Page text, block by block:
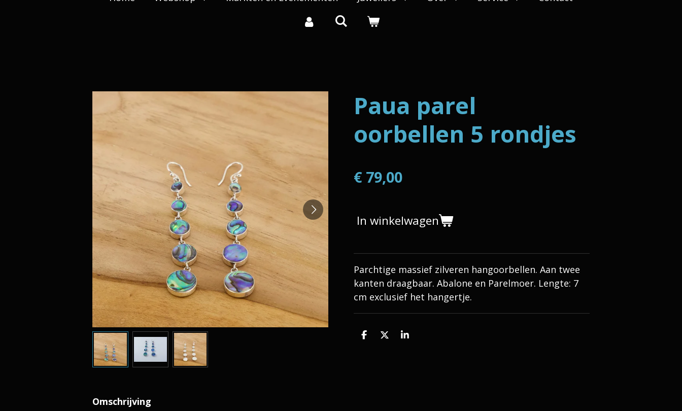
Paua parel
oorbellen 5 rondjes
€ 79,00
In winkelwagen
Parchtige massief zilveren hangoorbellen. Aan twee
kanten draagbaar. Abalone en Parelmoer. Lengte: 7
cm exclusief het hangertje.
D
D
S
Omschrijving